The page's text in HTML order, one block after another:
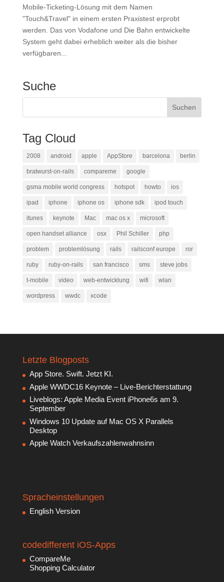
Mobile-Ticketing-Lösung mit dem Namen
"Touch&Travel" in einem ersten Praxistest erprobt
werden. Das von Vodafone und Die Bahn entwickelte
System geht dabei erheblich weiter als die bisher
verfügbaren...
Suche
Tag Cloud
2008 android apple AppStore barcelona berlin
bratwurst-on-rails compareme google
gsma mobile world congress hotspot howto ios
ipad iphone iphone os iphone sdk ipod touch
itunes keynote Mac mac os x microsoft
open handset alliance osx Phil Schiller php
problem problemlösung rails railsconf europe ror
ruby ruby-on-rails san francisco sms steve jobs
t-mobile video web-entwicklung wifi wlan
wordpress wwdc xcode
Letzte Blogposts
App Store. Swift. Jetzt KI.
Apple WWDC16 Keynote – Live-Berichterstattung
Liveblogs: Apple Media Event iPhone6s am 9.
September
Windows 10 Update auf Mac OS X Parallels
Desktop
Apple Watch Verkaufszahlenwahnsinn
Spracheinstellungen
English Version
codedifferent iOS-Apps
CompareMe
Shopping Calculator